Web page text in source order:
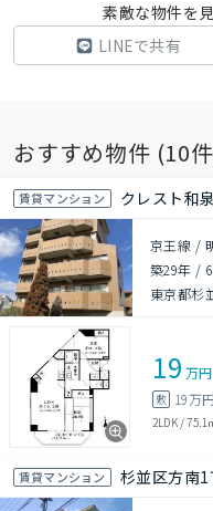
素敵な物件を
LINEで共有
おすすめ物件 (10
賃貸マンション クレスト和泉
京王線 /
築29年 /
東京都杉
19 万円
敷 19万
2LDK/75.1
賃貸マンション 杉並区方南